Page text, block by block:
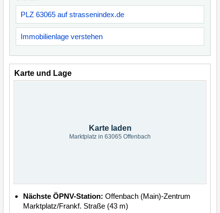
PLZ 63065 auf strassenindex.de
Immobilienlage verstehen
Karte und Lage
Karte laden
Marktplatz in 63065 Offenbach
Nächste ÖPNV-Station: Offenbach (Main)-Zentrum
Marktplatz/Frankf. Straße (43 m)